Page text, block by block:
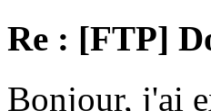
Re : [FTP]
Bonjour, j'ai